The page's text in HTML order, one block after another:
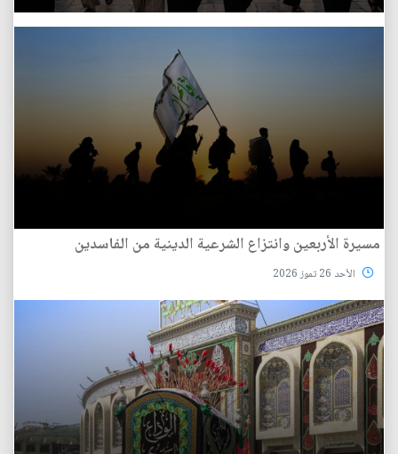
مسيرة الأربعين وانتزاع الشرعية الدينية من الفاسدين
الأحد 26 تموز 2026